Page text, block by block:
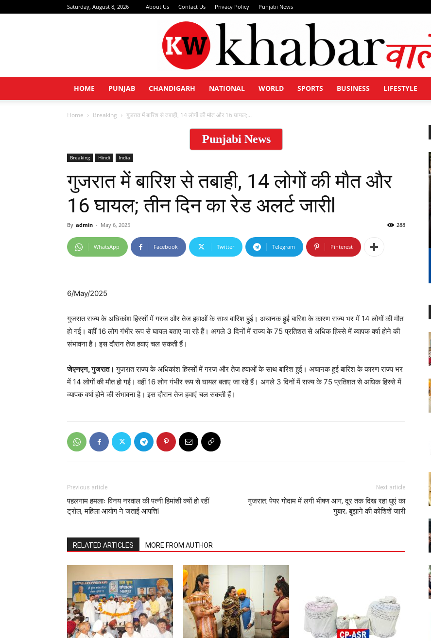
Saturday, August 8, 2026 About Us Contact Us Privacy Policy Punjabi News
Khabar
HOME PUNJAB CHANDIGARH NATIONAL WORLD SPORTS BUSINESS LIFESTYLE
Home Breaking गुजरात में बारिश से तबाही, 14 लोगों की मौत और 16 घायल;...
Punjabi News
Breaking Hindi India
गुजरात में बारिश से तबाही, 14 लोगों की मौत और
16 घायल; तीन दिन का रेड अलर्ट जारीl
By admin - May 6, 2025 288
WhatsApp Facebook Twitter Telegram Pinterest
6/May/2025
गुजरात राज्य के अधिकांश हिस्सों में गरज और तेज हवाओं के साथ बारिश हुई। अचानक हुई बारिश के कारण राज्य भर में 14 लोगों की मौत
हो गई। वहीं 16 लोग गंभीर रूप से घायल बताए जा रहे हैं। अगले 3 दिनों में राज्य के 75 प्रतिशत से अधिक हिस्से में व्यापक वर्षा होने की
संभावना है। इस दौरान तेज हवाएं चल सकती हैं।
जेएनएन, गुजरात। गुजरात राज्य के अधिकांश हिस्सों में गरज और तेज हवाओं के साथ बारिश हुई। अचानक हुई बारिश के कारण राज्य भर
में 14 लोगों की मौत हो गई। वहीं 16 लोग गंभीर रूप से घायल बताए जा रहे हैं। अगले 3 दिनों में राज्य के 75 प्रतिशत से अधिक हिस्से में
व्यापक वर्षा होने की संभावना है। इस दौरान तेज हवाएं चल सकती हैं।
Previous article
पहलगाम हमलाः विनय नरवाल की पत्नी हिमांशी क्यों हो रहीं
ट्रोल, महिला आयोग ने जताई आपत्तिl
Next article
गुजरात: पेपर गोदाम में लगी भीषण आग, दूर तक दिख रहा धुएं का
गुबार; बुझाने की कोशिशें जारी
RELATED ARTICLES MORE FROM AUTHOR